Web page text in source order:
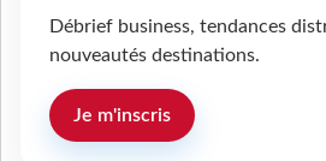
Débrief business, tendances
nouveautés destinations.
Je m'inscris